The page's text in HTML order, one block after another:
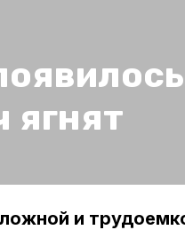
ягнят
и